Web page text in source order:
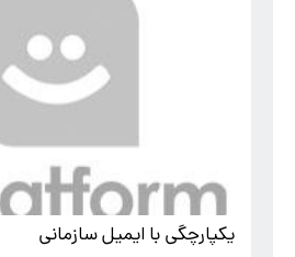
یکپارچگی با ایمیل سازمانی